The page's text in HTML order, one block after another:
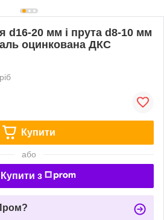
d16-20 мм і прута d8-10 мм
оцинкована ДКС
Купити
або
Купити з